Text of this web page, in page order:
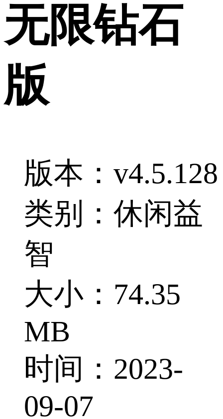
无限钻石
版
版本：v4.5.128
类别：休闲益
智
大小：74.35
MB
时间：2023-
09-07